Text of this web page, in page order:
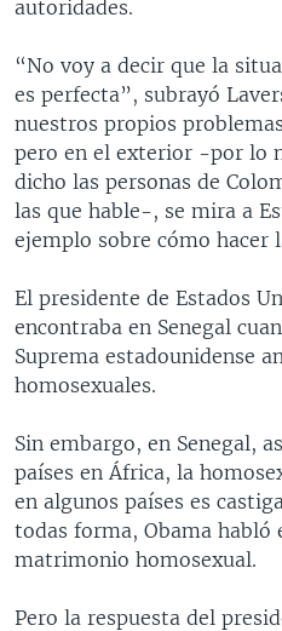
autoridades.
“No voy a decir que la
es perfecta”, subrayó
nuestros propios
pero en el exterior -por lo
dicho las personas de
las que hable-, se mira a
ejemplo sobre cómo hacer
El presidente de Estados
encontraba en Senegal
Suprema estadounidense
homosexuales.
Sin embargo, en Senegal,
países en África, la
en algunos países es
todas forma, Obama habló
matrimonio homosexual.
Pero la respuesta del